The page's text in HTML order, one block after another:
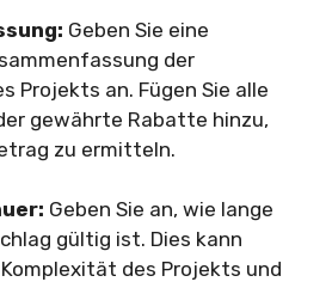
Geben Sie eine
der
Projekts an. Fügen Sie alle
gewährte Rabatte hinzu,
zu ermitteln.
Geben Sie an, wie lange
gültig ist. Dies kann
des Projekts und